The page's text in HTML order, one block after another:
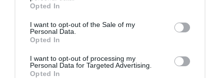
Opted In
I want to opt-out of the Sale of my
Personal Data.
Opted In
I want to opt-out of processing my
Personal Data for Targeted Advertising.
Opted In
488, Τιμή: 26.71€, ISBN: 978-618-223-070-1 | Μετάφραση:
Μιχάλης Λαλιώτης
μάθετε πρώτοι όλες τις ειδήσεις